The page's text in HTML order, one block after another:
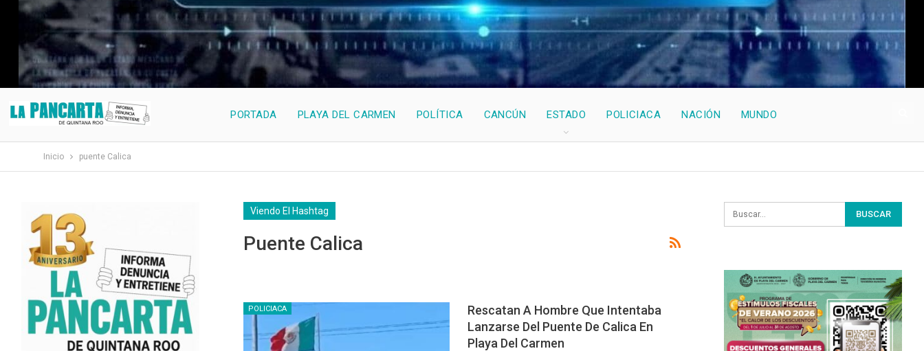
PORTADA PLAYA DEL CARMEN POLÍTICA CANCÚN ESTADO POLICIACA NACIÓN MUNDO
Inicio puente Calica
Viendo El Hashtag
Puente Calica
POLICIACA
Rescatan A Hombre Que Intentaba
Lanzarse Del Puente De Calica En
Playa Del Carmen